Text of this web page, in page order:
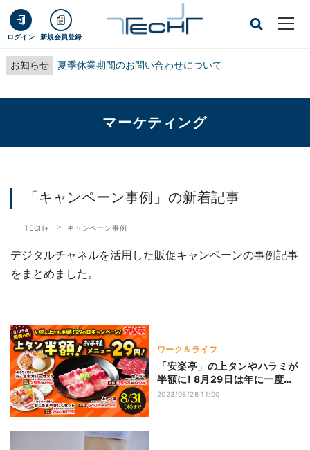
ログイン 新規会員登録
お知らせ 夏季休業期間のお問い合わせについて
マーケティング
「キャンペーン事例」の新着記事
TECH+ キャンペーン事例
デジタルチャネルを活用した販促キャンペーンの事例記事
をまとめました。
ワーク＆ライフ
「安楽亭」の上タンやハラミが
半額に! 8月29日は年に一度の
「焼肉の日」
2023/08/28 11:00